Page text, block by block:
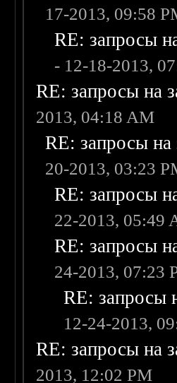
17-2013, 09:58
RE: запросы
- 12-18-2013,
RE: запросы на
2013, 04:18 AM
RE: запросы
20-2013, 03:23
RE: запросы
22-2013, 05:49
RE: запросы
24-2013, 07:23
RE: запросы
12-24-2013,
RE: запросы на
2013, 12:02 PM